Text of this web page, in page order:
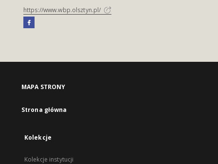
https://www.wbp.olsztyn.pl/
MAPA STRONY
Strona główna
Kolekcje
Kolekcje instytucji